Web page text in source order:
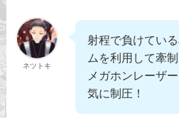
ネツトキ
射程で負けてい
ムを利用して牽制
メガホンレーザ
気に制圧！